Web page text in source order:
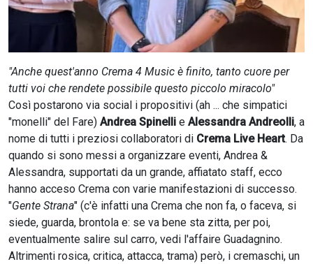
"Anche quest'anno Crema 4 Music è finito, tanto cuore per
tutti voi che rendete possibile questo piccolo miracolo"
Così postarono via social i propositivi (ah ... che simpatici
"monelli" del Fare) Andrea Spinelli e Alessandra Andreolli, a
nome di tutti i preziosi collaboratori di Crema Live Heart. Da
quando si sono messi a organizzare eventi, Andrea &
Alessandra, supportati da un grande, affiatato staff, ecco
hanno acceso Crema con varie manifestazioni di successo.
"Gente Strana" (c'è infatti una Crema che non fa, o faceva, si
siede, guarda, brontola e: se va bene sta zitta, per poi,
eventualmente salire sul carro, vedi l'affaire Guadagnino.
Altrimenti rosica, critica, attacca, trama) però, i cremaschi, un